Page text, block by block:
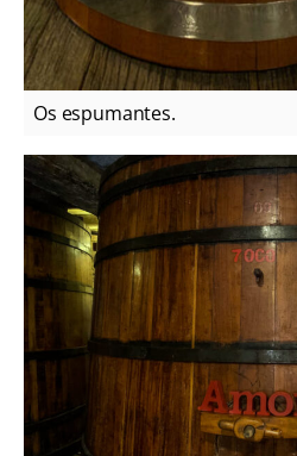
Os espumantes.